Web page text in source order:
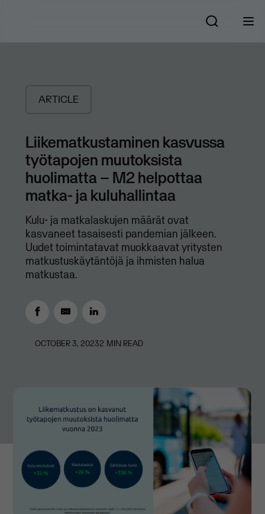
ARTICLE
Liikematkustaminen kasvussa
työtapojen muutoksista
huolimatta – M2 helpottaa
matka- ja kuluhallintaa
Kulu- ja matkalaskujen määrät ovat
kasvaneet tasaisesti pandemian jälkeen.
Uudet toimintatavat muokkaavat yritysten
matkustuskäytäntöjä ja ihmisten halua
matkustaa.
OCTOBER 3, 20232 MIN READ